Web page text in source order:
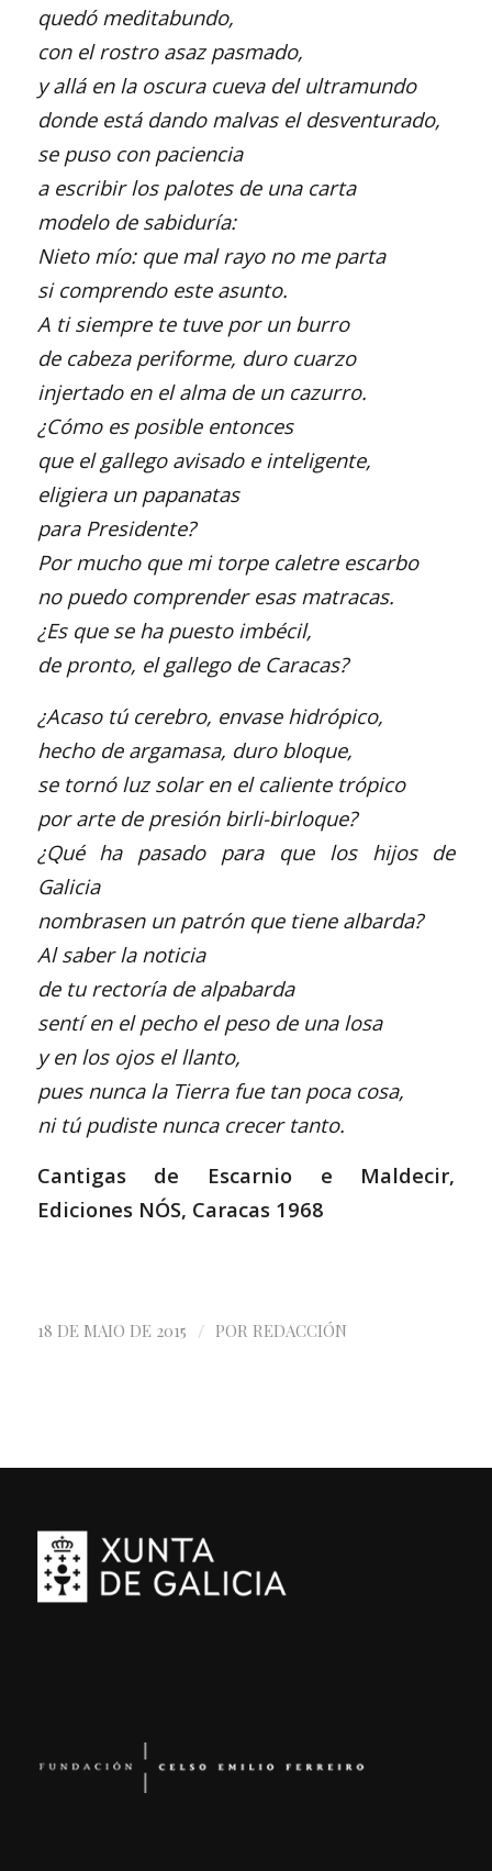
quedó meditabundo,
con el rostro asaz pasmado,
y allá en la oscura cueva del ultramundo
donde está dando malvas el desventurado,
se puso con paciencia
a escribir los palotes de una carta
modelo de sabiduría:
Nieto mío: que mal rayo no me parta
si comprendo este asunto.
A ti siempre te tuve por un burro
de cabeza periforme, duro cuarzo
injertado en el alma de un cazurro.
¿Cómo es posible entonces
que el gallego avisado e inteligente,
eligiera un papanatas
para Presidente?
Por mucho que mi torpe caletre escarbo
no puedo comprender esas matracas.
¿Es que se ha puesto imbécil,
de pronto, el gallego de Caracas?
¿Acaso tú cerebro, envase hidrópico,
hecho de argamasa, duro bloque,
se tornó luz solar en el caliente trópico
por arte de presión birli-birloque?
¿Qué ha pasado para que los hijos de
Galicia
nombrasen un patrón que tiene albarda?
Al saber la noticia
de tu rectoría de alpabarda
sentí en el pecho el peso de una losa
y en los ojos el llanto,
pues nunca la Tierra fue tan poca cosa,
ni tú pudiste nunca crecer tanto.
Cantigas de Escarnio e Maldecir,
Ediciones NÓS, Caracas 1968
18 DE MAIO DE 2015 / POR REDACCIÓN